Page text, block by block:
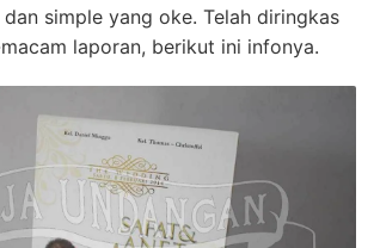
simple yang oke. Telah diringkas
laporan, berikut ini infonya.